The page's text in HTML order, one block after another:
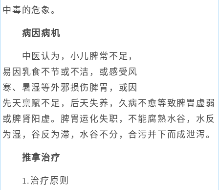
中毒的危象。
病因病机
中医认为，小儿脾常不足，
易因乳食不节或不洁，或感受风
寒、暑湿等外邪损伤脾胃，或因
先天禀赋不足，后天失养，久病不愈等致脾胃虚弱
或脾肾阳虚。脾胃运化失职，不能腐熟水谷，水反
为湿，谷反为滞，水谷不分，合污并下而成泄泻。
推拿治疗
1.治疗原则